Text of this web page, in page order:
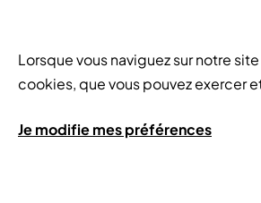
Lorsque vous naviguez sur notre
cookies, que vous pouvez exercer
Je modifie mes préférences